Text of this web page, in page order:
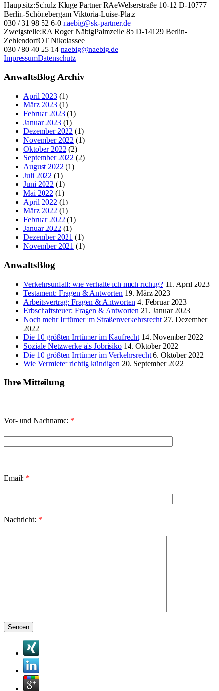
Hauptsitz:Schulz Kluge Partner RAeWelserstraße 10-12 D-10777
Berlin-Schönebergam Viktoria-Luise-Platz
030 / 31 98 52 6-0 naebig@sk-partner.de
Zweigstelle:RA Roger NäbigPalmzeile 8b D-14129 Berlin-
ZehlendorfOT Nikolassee
030 / 80 40 25 14 naebig@naebig.de
ImpressumDatenschutz
AnwaltsBlog Archiv
April 2023 (1)
März 2023 (1)
Februar 2023 (1)
Januar 2023 (1)
Dezember 2022 (1)
November 2022 (1)
Oktober 2022 (2)
September 2022 (2)
August 2022 (1)
Juli 2022 (1)
Juni 2022 (1)
Mai 2022 (1)
April 2022 (1)
März 2022 (1)
Februar 2022 (1)
Januar 2022 (1)
Dezember 2021 (1)
November 2021 (1)
AnwaltsBlog
Verkehrsunfall: wie verhalte ich mich richtig? 11. April 2023
Testament: Fragen & Antworten 19. März 2023
Arbeitsvertrag: Fragen & Antworten 4. Februar 2023
Erbschaftsteuer: Fragen & Antworten 21. Januar 2023
Noch mehr Irrtümer im Straßenverkehrsrecht 27. Dezember
2022
Die 10 größten Irrtümer im Kaufrecht 14. November 2022
Soziale Netzwerke als Jobrisiko 14. Oktober 2022
Die 10 größten Irrtümer im Verkehrsrecht 6. Oktober 2022
Wie Vermieter richtig kündigen 20. September 2022
Ihre Mitteilung
Vor- und Nachname: *
Email: *
Nachricht: *
Bitte lasse dieses Feld leer.